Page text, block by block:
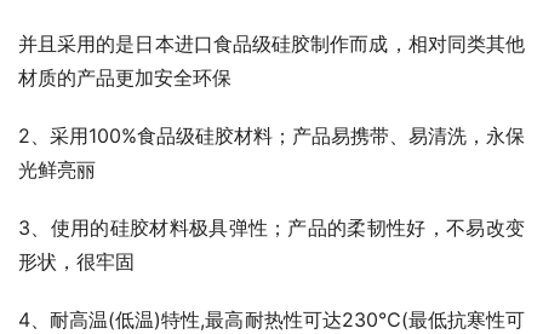
并且采用的是日本进口食品级硅胶制作而成，相对同类其他
材质的产品更加安全环保
2、采用100%食品级硅胶材料；产品易携带、易清洗，永保
光鲜亮丽
3、使用的硅胶材料极具弹性；产品的柔韧性好，不易改变
形状，很牢固
4、耐高温(低温)特性,最高耐热性可达230℃(最低抗寒性可